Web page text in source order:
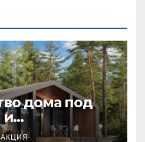
дома под
и
бюджета